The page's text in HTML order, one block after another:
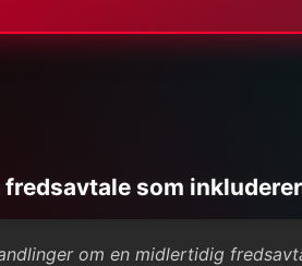
som
om en midlertidig